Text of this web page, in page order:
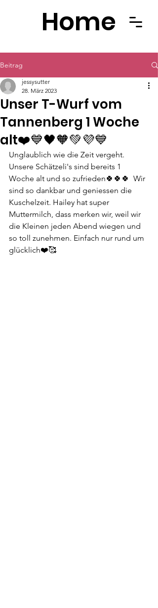
Home
Beitrag
Unser T-Wurf vom
Tannenberg 1 Woche
alt❤️💙🖤🧡💚💜💙
jessysutter
28. März 2023
Unglaublich wie die Zeit vergeht.
Unsere Schätzeli's sind bereits 1
Woche alt und so zufrieden🍀🍀🍀  Wir
sind so dankbar und geniessen die
Kuschelzeit. Hailey hat super
Muttermilch, dass merken wir, weil wir
die Kleinen jeden Abend wiegen und
so toll zunehmen. Einfach nur rund um
glücklich❤️🥰